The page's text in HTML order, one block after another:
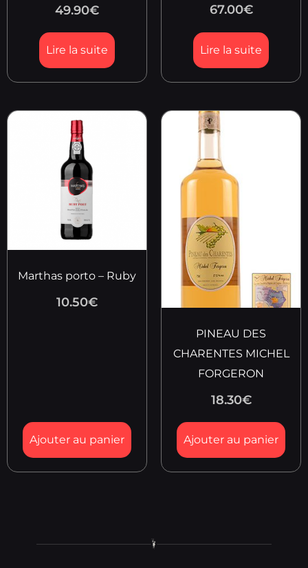
49.90€
Lire la suite
67.00€
Lire la suite
Marthas porto – Ruby
10.50€
Ajouter au panier
PINEAU DES
CHARENTES MICHEL
FORGERON
18.30€
Ajouter au panier